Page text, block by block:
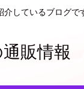
しているブログで
販情報